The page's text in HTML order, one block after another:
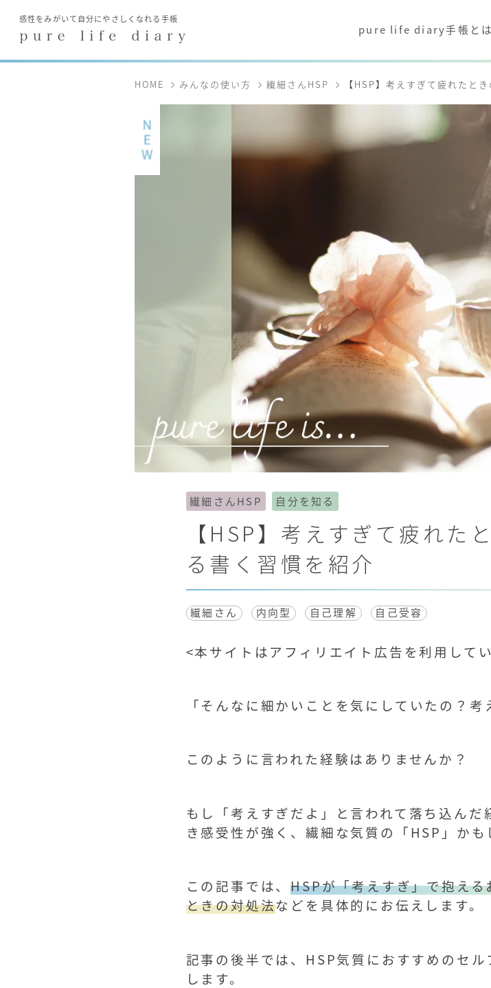
pure life diary手帳とは
HOME みんなの使い方 繊細さんHSP 【HSP】考えすぎて疲れたと
繊細さんHSP 自分を知る
【HSP】考えすぎて疲れた
る書く習慣を紹介
繊細さん 内向型 自己理解 自己受容
<本サイトはアフィリエイト広告を利用して
「そんなに細かいことを気にしていたの？考
このように言われた経験はありませんか？
もし「考えすぎだよ」と言われて落ち込ん
き感受性が強く、繊細な気質の「HSP」かも
この記事では、HSPが「考えすぎ」で抱え
ときの対処法などを具体的にお伝えします。
記事の後半では、HSP気質におすすめのセ
します。